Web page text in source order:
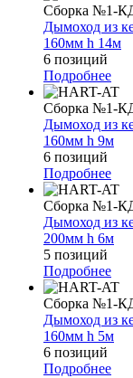
Сборка №1-
Дымоход из
160мм h 14м
6 позиций
Подробнее
Сборка №1-
Дымоход из
160мм h 9м
6 позиций
Подробнее
Сборка №1-
Дымоход из
200мм h 6м
5 позиций
Подробнее
Сборка №1-
Дымоход из
160мм h 5м
6 позиций
Подробнее